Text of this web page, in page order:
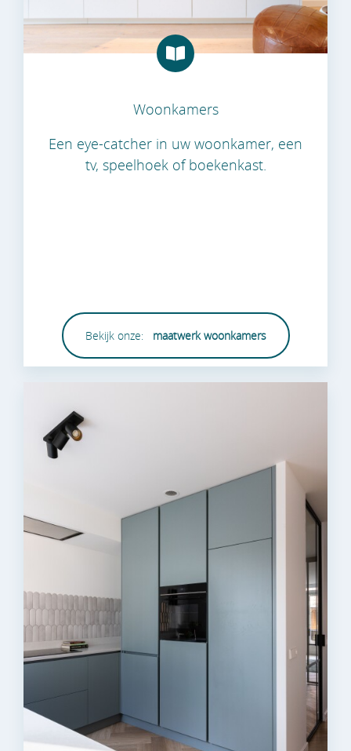
Woonkamers
Een eye-catcher in uw woonkamer, een
tv, speelhoek of boekenkast.
Bekijk onze: maatwerk woonkamers